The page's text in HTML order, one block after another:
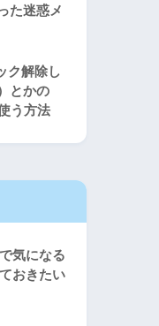
た迷惑メ
ク解除し
とかの
う方法
気になる
おきたい